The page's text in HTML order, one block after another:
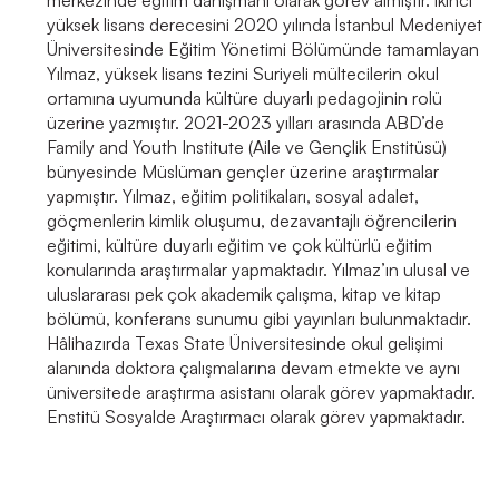
yüksek lisans derecesini 2020 yılında İstanbul Medeniyet
Üniversitesinde Eğitim Yönetimi Bölümünde tamamlayan
Yılmaz, yüksek lisans tezini Suriyeli mültecilerin okul
ortamına uyumunda kültüre duyarlı pedagojinin rolü
üzerine yazmıştır. 2021-2023 yılları arasında ABD’de
Family and Youth Institute (Aile ve Gençlik Enstitüsü)
bünyesinde Müslüman gençler üzerine araştırmalar
yapmıştır. Yılmaz, eğitim politikaları, sosyal adalet,
göçmenlerin kimlik oluşumu, dezavantajlı öğrencilerin
eğitimi, kültüre duyarlı eğitim ve çok kültürlü eğitim
konularında araştırmalar yapmaktadır. Yılmaz’ın ulusal ve
uluslararası pek çok akademik çalışma, kitap ve kitap
bölümü, konferans sunumu gibi yayınları bulunmaktadır.
Hâlihazırda Texas State Üniversitesinde okul gelişimi
alanında doktora çalışmalarına devam etmekte ve aynı
üniversitede araştırma asistanı olarak görev yapmaktadır.
Enstitü Sosyalde Araştırmacı olarak görev yapmaktadır.